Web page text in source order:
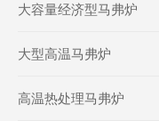
大容量经济型马弗炉
大型高温马弗炉
高温热处理马弗炉